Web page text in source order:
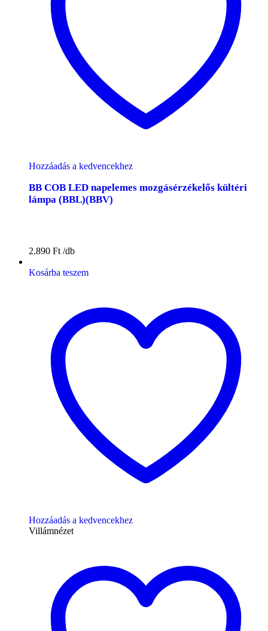
Hozzáadás a kedvencekhez
BB COB LED napelemes mozgásérzékelős kültéri
lámpa (BBL)(BBV)
2.890 Ft
Kosárba teszem
Hozzáadás a kedvencekhez
Villámnézet